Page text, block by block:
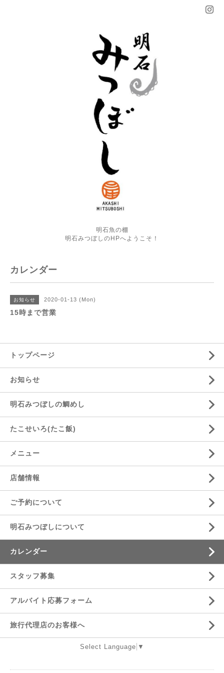
明石魚の棚
明石みつぼしのHPへようこそ！
カレンダー
お知らせ 2020-01-13 (Mon)
15時まで営業
トップページ
お知らせ
明石みつぼしの鯛めし
たこせいろ(たこ飯)
メニュー
店舗情報
ご予約について
明石みつぼしについて
カレンダー
スタッフ募集
アルバイト応募フォーム
旅行代理店のお客様へ
Select Language ▼